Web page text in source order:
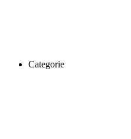
Categorie